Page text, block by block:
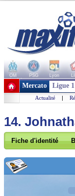
OM PSG Lyon
+ de clubs
Mercato Ligue 1
Actualité |
14.
Fiche d'identité